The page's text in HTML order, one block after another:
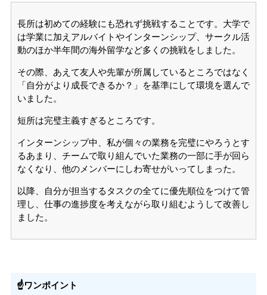
長所は初めての経験にも恐れず挑戦することです。大学で
は学業に加えアルバイトやインターンシップ、サークル活
動のほか半年間の海外留学など多くの挑戦をしました。
その際、あえて友人や先輩が所属しているところではなく
「自分がより成長できるか？」を基準にして環境を選んで
いました。
短所は完璧主義すぎるところです。
インターンシップ中、私が個々の業務を完璧にやろうとす
るあまり、チームで取り組んでいた業務の一部に手が回ら
なくなり、他のメンバーにしわ寄せがいってしまった。
以降、自分が担当するタスクの全てに優先順位をつけて管
理し、仕事の進捗度を考えながら取り組むようして改善し
ました。
☝️ワンポイント